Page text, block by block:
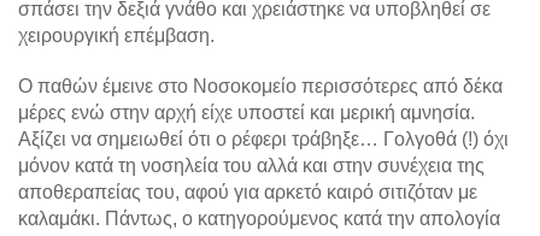
σπάσει την δεξιά γνάθο και χρειάστηκε να υποβληθεί σε
χειρουργική επέμβαση.
Ο παθών έμεινε στο Νοσοκομείο περισσότερες από δέκα
μέρες ενώ στην αρχή είχε υποστεί και μερική αμνησία.
Αξίζει να σημειωθεί ότι ο ρέφερι τράβηξε… Γολγοθά (!) όχι
μόνον κατά τη νοσηλεία του αλλά και στην συνέχεια της
αποθεραπείας του, αφού για αρκετό καιρό σιτιζόταν με
καλαμάκι. Πάντως, ο κατηγορούμενος κατά την απολογία